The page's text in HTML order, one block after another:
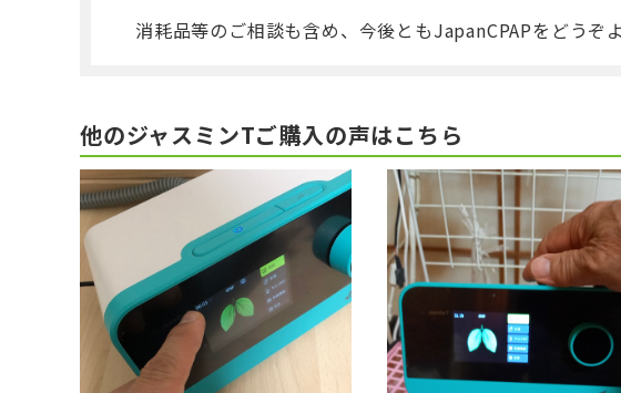
消耗品等のご相談も含め、今後ともJapanCPAPをどうぞ
他のジャスミンTご購入の声はこちら